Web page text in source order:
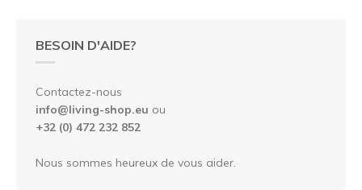
BESOIN D'AIDE?
Contactez-nous
info@living-shop.eu ou
+32 (0) 472 232 852
Nous sommes heureux de vous aider.